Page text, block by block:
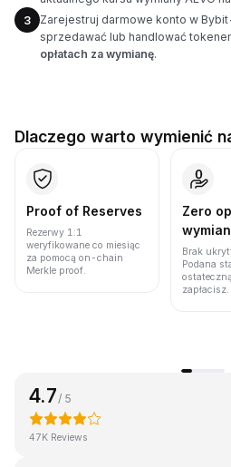
3
Zarejestruj darmowe konto w
sprzedawać lub handlować
opłatach za wymianę.
Dlaczego warto wymienić
Proof of Reserves
Rezerwy 1:1
weryfikowane co miesiąc
za pomocą on-chain
Merkle proof.
Zero
Brak
Podana
zapłacisz.
4.7 / 5
47K Reviews